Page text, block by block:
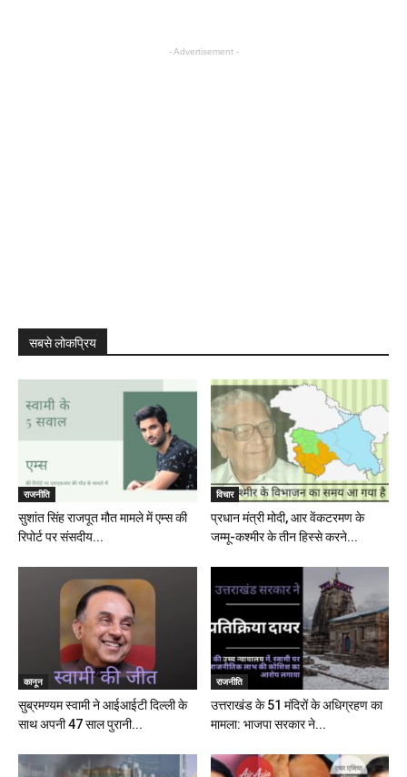
- Advertisement -
सबसे लोकप्रिय
राजनीति
सुशांत सिंह राजपूत मौत मामले में एम्स की
रिपोर्ट पर संसदीय...
विचार
प्रधान मंत्री मोदी, आर वेंकटरमण के
जम्मू-कश्मीर के तीन हिस्से करने...
कानून
सुब्रमण्यम स्वामी ने आईआईटी दिल्ली के
साथ अपनी 47 साल पुरानी...
राजनीति
उत्तराखंड के 51 मंदिरों के अधिग्रहण का
मामला: भाजपा सरकार ने...